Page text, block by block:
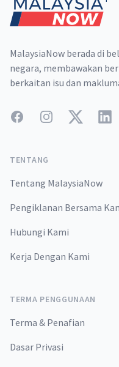
MalaysiaNow berada di
negara, membawakan
berkaitan isu dan
FacebookInstagramTwitter
TENTANG
Tentang MalaysiaNow
Pengiklanan Bersama
Hubungi Kami
Kerja Dengan Kami
TERMA PENGGUNAAN
Terma & Penafian
Dasar Privasi